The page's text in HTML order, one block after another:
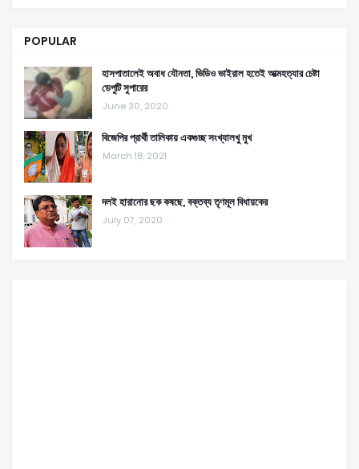
POPULAR
হাসপাতালেই অবাধ যৌনতা, ভিডিও ভাইরাল হতেই আত্মহত্যার চেষ্টা
ডেপুটি সুপারের
June 30, 2020
বিজেপির প্রার্থী তালিকায় একগুচ্ছ সংখ্যালখু মুখ
March 18, 2021
দলই হারানোর ছক কষছে, বক্তব্য তৃণমূল বিধায়কের
July 07, 2020